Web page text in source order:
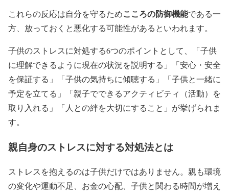
これらの反応は自分を守るためこころの防御機能である一
方、放っておくと悪化する可能性があるといわれます。
子供のストレスに対処する6つのポイントとして、「子供
に理解できるように現在の状況を説明する」「安心・安全
を保証する」「子供の気持ちに傾聴する」「子供と一緒に
予定を立てる」「親子でできるアクティビティ（活動）を
取り入れる」「人との絆を大切にすること」が挙げられま
す。
親自身のストレスに対する対処法とは
ストレスを抱えるのは子供だけではありません。親も環境
の変化や運動不足、お金の心配、子供と関わる時間が増え